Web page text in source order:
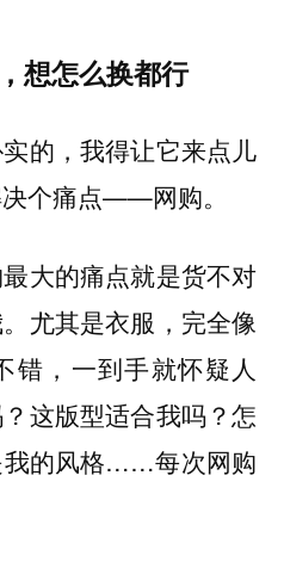
想怎么换都行
的，我得让它来点儿
个痛点——网购。
大的痛点就是货不对
尤其是衣服，完全像
错，一到手就怀疑人
这版型适合我吗？怎
我的风格……每次网购